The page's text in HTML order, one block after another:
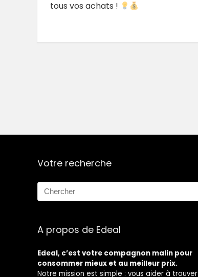
tous vos achats !
Votre recherche
A propos de Edeal
Edeal, c’est votre compagnon malin pour
consommer mieux et au meilleur prix.
Notre mission est simple : vous aider à trouver